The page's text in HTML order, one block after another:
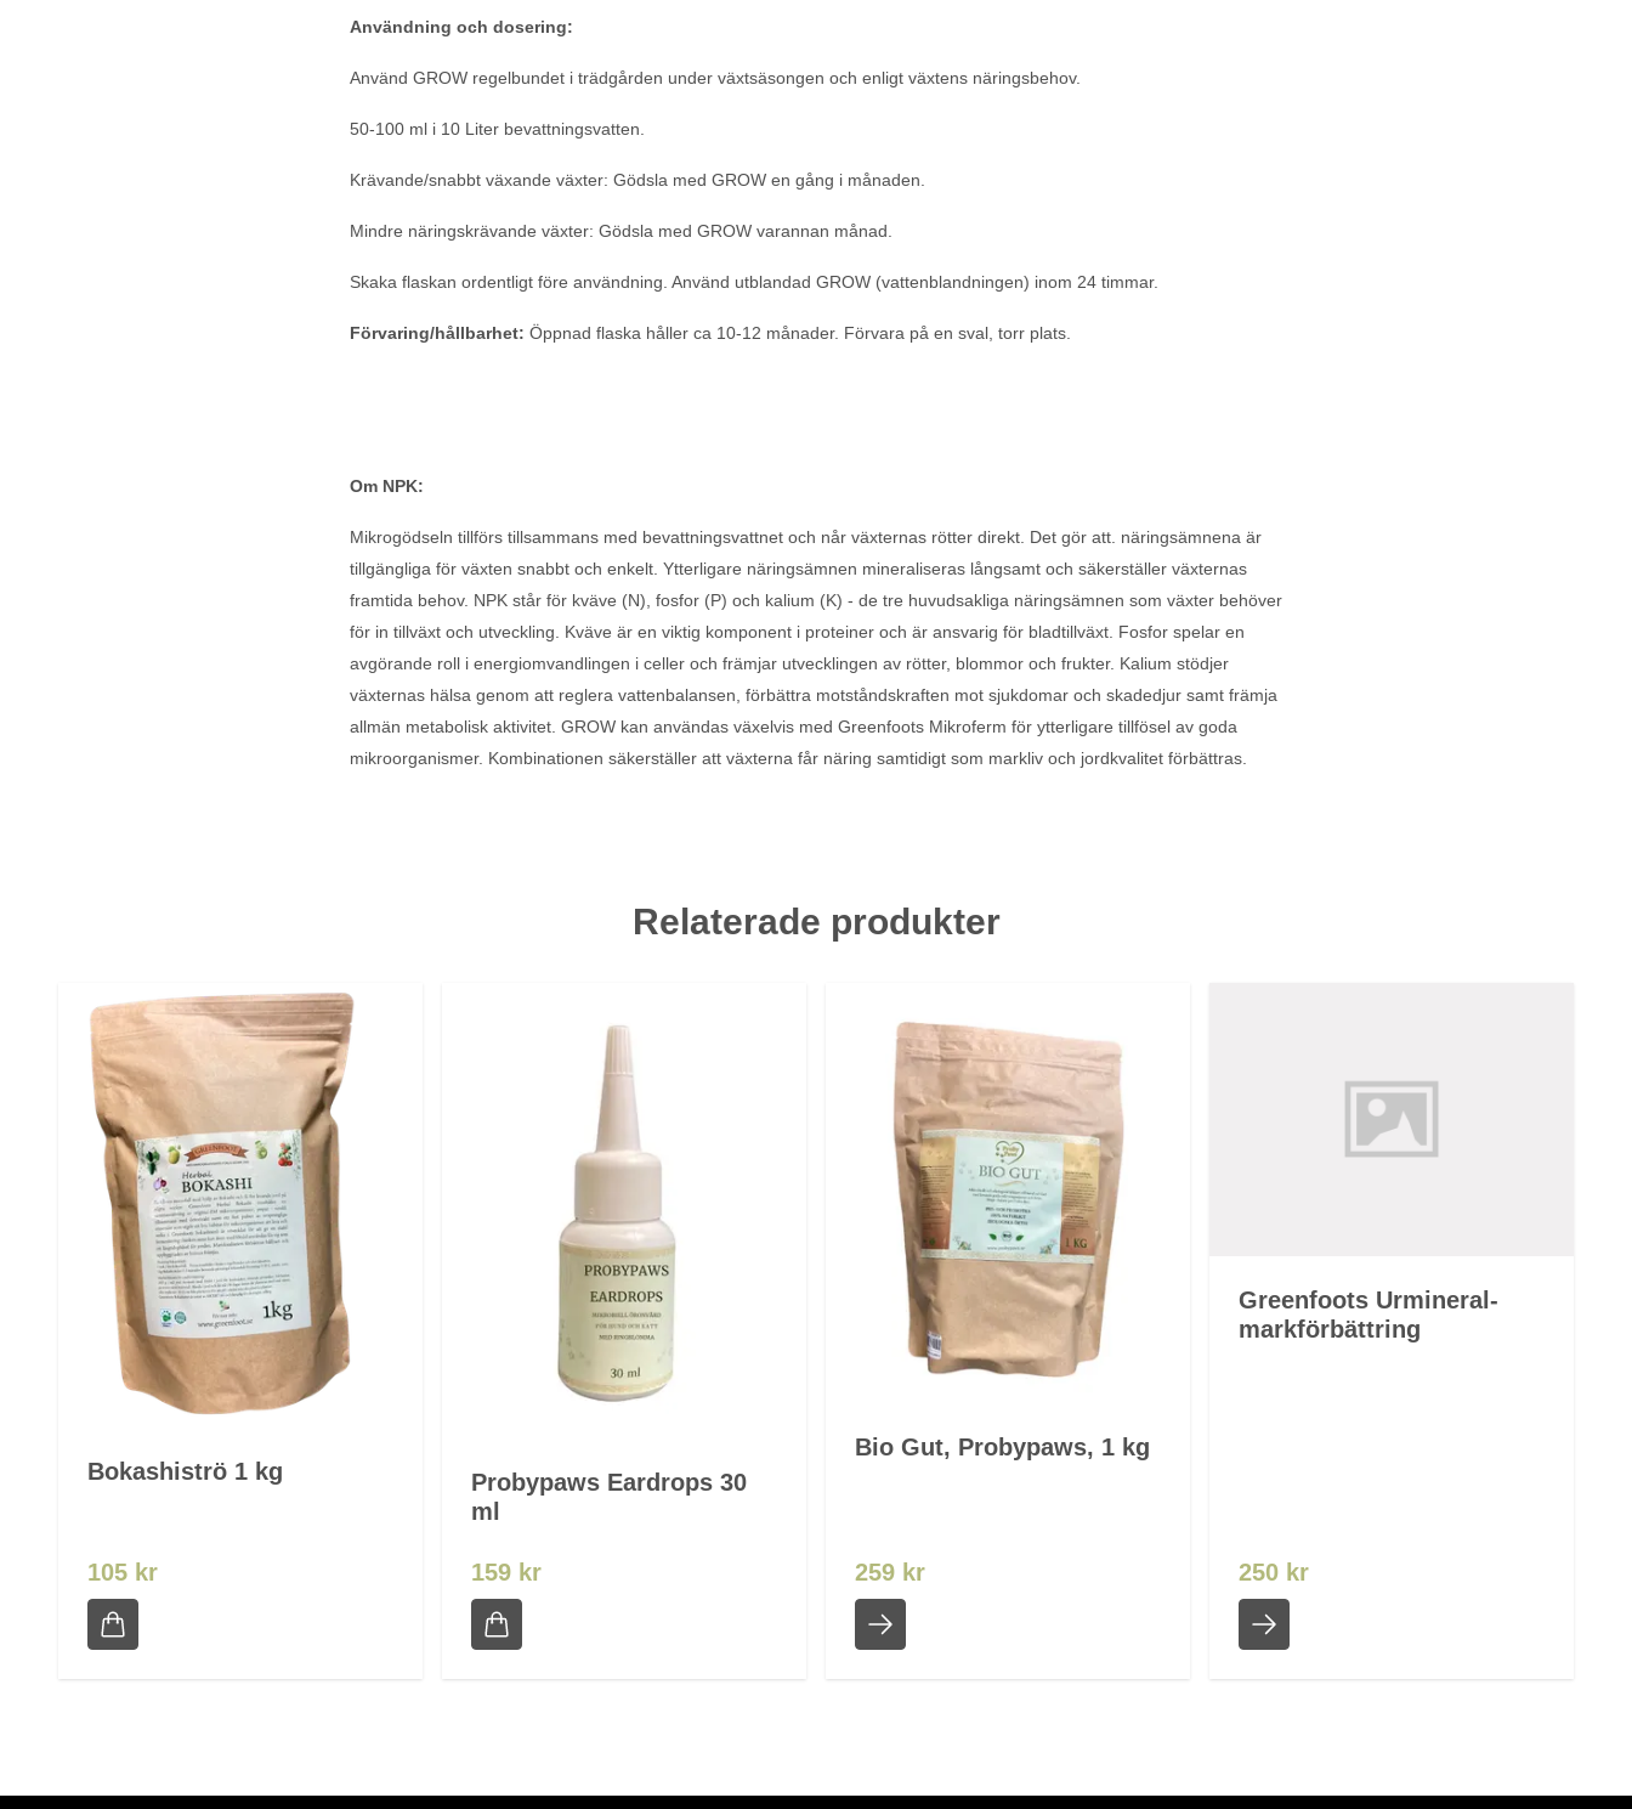
Användning och dosering:
Använd GROW regelbundet i trädgården under växtsäsongen och enligt växtens näringsbehov.
50-100 ml i 10 Liter bevattningsvatten.
Krävande/snabbt växande växter: Gödsla med GROW en gång i månaden.
Mindre näringskrävande växter: Gödsla med GROW varannan månad.
Skaka flaskan ordentligt före användning. Använd utblandad GROW (vattenblandningen) inom 24 timmar.
Förvaring/hållbarhet: Öppnad flaska håller ca 10-12 månader. Förvara på en sval, torr plats.
Om NPK:
Mikrogödseln tillförs tillsammans med bevattningsvattnet och når växternas rötter direkt. Det gör att. näringsämnena är
tillgängliga för växten snabbt och enkelt. Ytterligare näringsämnen mineraliseras långsamt och säkerställer växternas
framtida behov. NPK står för kväve (N), fosfor (P) och kalium (K) - de tre huvudsakliga näringsämnen som växter behöver
för in tillväxt och utveckling. Kväve är en viktig komponent i proteiner och är ansvarig för bladtillväxt. Fosfor spelar en
avgörande roll i energiomvandlingen i celler och främjar utvecklingen av rötter, blommor och frukter. Kalium stödjer
växternas hälsa genom att reglera vattenbalansen, förbättra motståndskraften mot sjukdomar och skadedjur samt främja
allmän metabolisk aktivitet. GROW kan användas växelvis med Greenfoots Mikroferm för ytterligare tillfösel av goda
mikroorganismer. Kombinationen säkerställer att växterna får näring samtidigt som markliv och jordkvalitet förbättras.
Relaterade produkter
Bokashiströ 1 kg
105 kr
Probypaws Eardrops 30
ml
159 kr
Bio Gut, Probypaws, 1 kg
259 kr
Greenfoots Urmineral-
markförbättring
250 kr